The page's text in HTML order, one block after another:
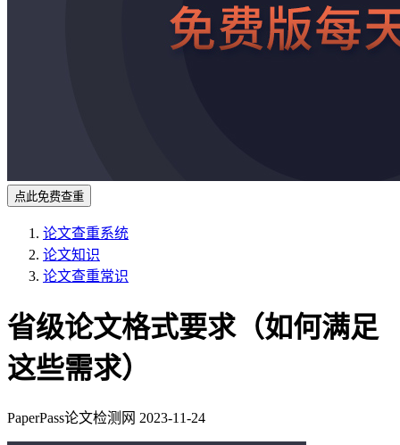
点此免费查重
论文查重系统
论文知识
论文查重常识
省级论文格式要求（如何满足
这些需求）
PaperPass论文检测网 2023-11-24